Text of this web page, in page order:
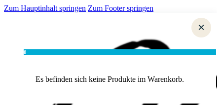
Zum Hauptinhalt springen Zum Footer springen
0
Es befinden sich keine Produkte im Warenkorb.
×